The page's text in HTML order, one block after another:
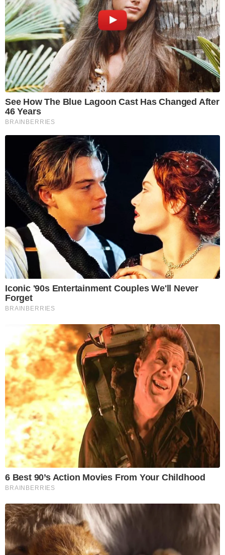
See How The Blue Lagoon Cast Has Changed After
46 Years
BRAINBERRIES
Iconic '90s Entertainment Couples We'll Never
Forget
BRAINBERRIES
6 Best 90’s Action Movies From Your Childhood
BRAINBERRIES